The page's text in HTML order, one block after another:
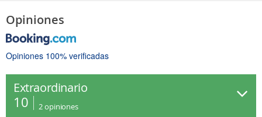
Opiniones
Opiniones 100% verificadas
Extraordinario
10 2 opiniones